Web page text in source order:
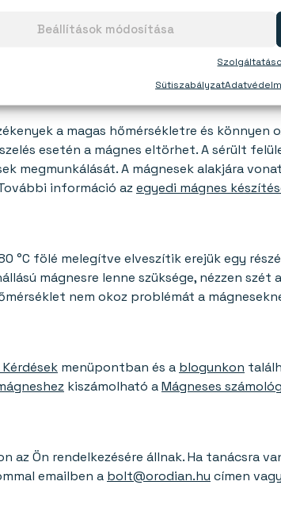
Beállítások módosítása
Sütiszabályzat
így nem alkalmas kültéri
a magas hőmérsékletre és könnyen
esetén a mágnes eltörhet. A sérült
megmunkálását. A mágnesek alakjára
információ azegyedi mágnes
°C fölé melegítve elveszítik erejük egy
mágnesre lenne szüksége, nézzen szét a
nem okoz problémát a
menüpontban és a blogunkon
kiszámolható aMágneses
az Ön rendelkezésére állnak. Ha tanácsra
emailben a bolt@orodian.hu címen